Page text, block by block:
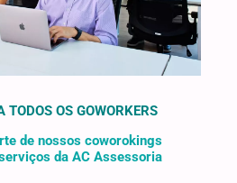
OS GOWORKERS
de nossos coworokings
da AC Assessoria